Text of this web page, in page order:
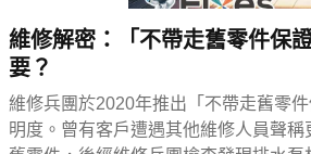
維修解密：「不帶走舊零件保
要？
維修兵團於2020年推出「不帶走舊零
明度。曾有客戶遭遇其他維修人員聲